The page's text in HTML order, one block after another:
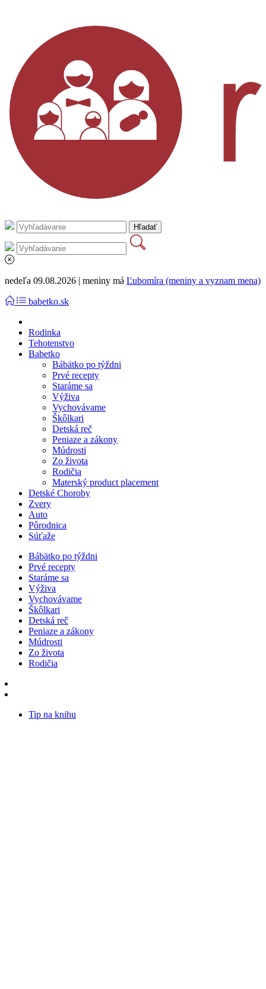
nedeľa 09.08.2026 | meniny má Ľubomíra (meniny a vyznam mena)
babetko.sk
Rodinka
Tehotenstvo
Babetko
Bábätko po týždni
Prvé recepty
Staráme sa
Výživa
Vychovávame
Škôlkari
Detská reč
Peniaze a zákony
Múdrosti
Zo života
Rodičia
Materský product placement
Detské Choroby
Zvery
Auto
Pôrodnica
Súťaže
Bábätko po týždni
Prvé recepty
Staráme sa
Výživa
Vychovávame
Škôlkari
Detská reč
Peniaze a zákony
Múdrosti
Zo života
Rodičia
Tip na knihu